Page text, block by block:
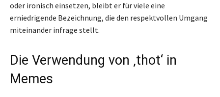
oder ironisch einsetzen, bleibt er für viele eine
erniedrigende Bezeichnung, die den respektvollen Umgang
miteinander infrage stellt.
Die Verwendung von ‚thot‘ in
Memes